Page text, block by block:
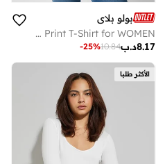
بولو بلاي
Multipack Graphic Print T-Shirt for WOMEN
د.ب8.17
10.84
-25%
الأكثر طلبا